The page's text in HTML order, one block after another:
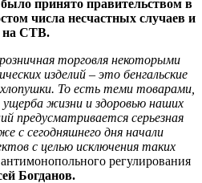
принято правительством в
числа несчастных случаев и
на СТВ.
торговля некоторыми
изделий – это бенгальские
хлопушки. То есть теми товарами,
жизни и здоровью наших
предусматривается серьезная
с сегодняшнего дня начали
с целью исключения таких
регулирования
Богданов.